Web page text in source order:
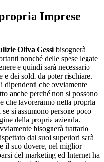
Imprese
Oliva Gessibisognerà
nonché delle spese legate
e quindi sarà necessario
e dei soldi da poter rischiare.
dipendenti che ovviamente
anche perché non si possono
che lavoreranno nella propria
si assumono persone poco
della propria azienda.
bisognerà trattarlo
dai suoi superiori sarà
il suo dovere, nel miglior
del marketing ed Internet ha